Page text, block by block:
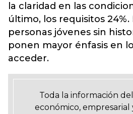
la claridad en las
último, los requisitos
personas jóvenes sin
ponen mayor énfasis en
acceder.
Toda la información
económico, empresarial